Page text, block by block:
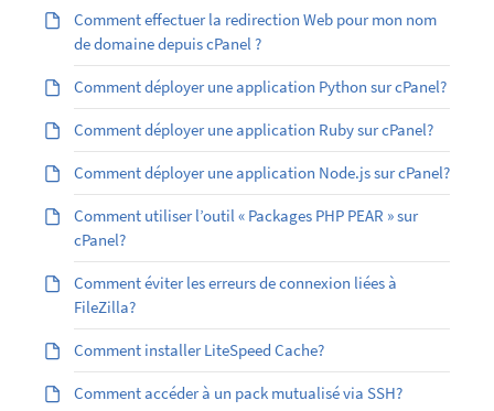
Comment effectuer la redirection Web pour mon nom
de domaine depuis cPanel ?
Comment déployer une application Python sur cPanel?
Comment déployer une application Ruby sur cPanel?
Comment déployer une application Node.js sur cPanel?
Comment utiliser l’outil « Packages PHP PEAR » sur
cPanel?
Comment éviter les erreurs de connexion liées à
FileZilla?
Comment installer LiteSpeed Cache?
Comment accéder à un pack mutualisé via SSH?